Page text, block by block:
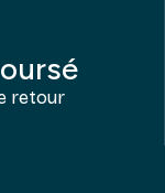
retour